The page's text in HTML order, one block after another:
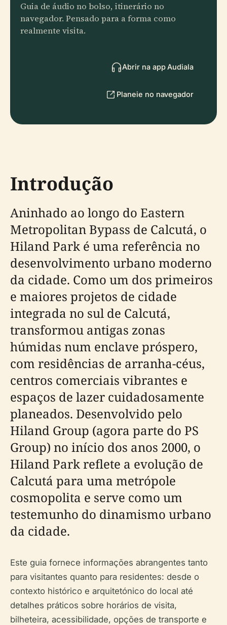
Guia de áudio no bolso, itinerário no
navegador. Pensado para a forma como
realmente visita.
Abrir na app Audiala
Planeie no navegador
Introdução
Aninhado ao longo do Eastern
Metropolitan Bypass de Calcutá, o
Hiland Park é uma referência no
desenvolvimento urbano moderno
da cidade. Como um dos primeiros
e maiores projetos de cidade
integrada no sul de Calcutá,
transformou antigas zonas
húmidas num enclave próspero,
com residências de arranha-céus,
centros comerciais vibrantes e
espaços de lazer cuidadosamente
planeados. Desenvolvido pelo
Hiland Group (agora parte do PS
Group) no início dos anos 2000, o
Hiland Park reflete a evolução de
Calcutá para uma metrópole
cosmopolita e serve como um
testemunho do dinamismo urbano
da cidade.
Este guia fornece informações abrangentes tanto
para visitantes quanto para residentes: desde o
contexto histórico e arquitetónico do local até
detalhes práticos sobre horários de visita,
bilheteira, acessibilidade, opções de transporte e